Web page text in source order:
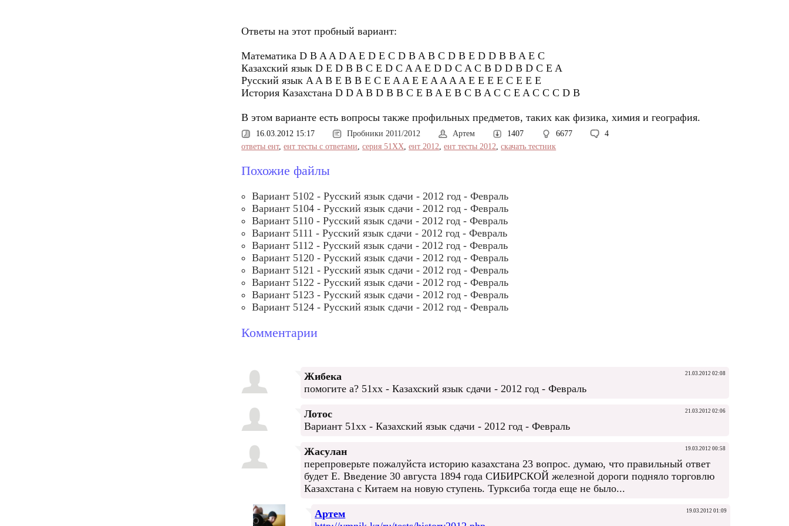
Ответы на этот пробный вариант:
Математика D B A A D A E D E C D B A B C D B E D D B B A E C
Казахский язык D E D B B C E D C A A E D D C A C B D D B D C E A
Русский язык A A B E B B E C E A A E E A A A A E E E E C E E E
История Казахстана D D A B D B B C E B A E B C B A C C E A C C C D B
В этом варианте есть вопросы также профильных предметов, таких как физика, химия и география.
16.03.2012 15:17 Пробники 2011/2012 Артем 1407 6677
4
ответы ент,ент тесты с ответами,серия 51XX,ент 2012,ент тесты 2012,скачать тестник
Похожие файлы
Вариант 5102 - Русский язык сдачи - 2012 год - Февраль
Вариант 5104 - Русский язык сдачи - 2012 год - Февраль
Вариант 5110 - Русский язык сдачи - 2012 год - Февраль
Вариант 5111 - Русский язык сдачи - 2012 год - Февраль
Вариант 5112 - Русский язык сдачи - 2012 год - Февраль
Вариант 5120 - Русский язык сдачи - 2012 год - Февраль
Вариант 5121 - Русский язык сдачи - 2012 год - Февраль
Вариант 5122 - Русский язык сдачи - 2012 год - Февраль
Вариант 5123 - Русский язык сдачи - 2012 год - Февраль
Вариант 5124 - Русский язык сдачи - 2012 год - Февраль
Комментарии
Жибека 21.03.2012 02:08
помогите а? 51хх - Казахский язык сдачи - 2012 год - Февраль
Лотос 21.03.2012 02:06
Вариант 51хх - Казахский язык сдачи - 2012 год - Февраль
Жасулан 19.03.2012 00:58
перепроверьте пожалуйста историю казахстана 23 вопрос. думаю, что правильный ответ
будет Е. Введение 30 августа 1894 года СИБИРСКОЙ железной дороги подняло торговлю
Казахстана с Китаем на новую ступень. Турксиба тогда еще не было...
Артем 19.03.2012 01:09